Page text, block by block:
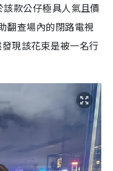
款公仔極具人氣且價
翻查場內的閉路電視
現該花束是被一名行